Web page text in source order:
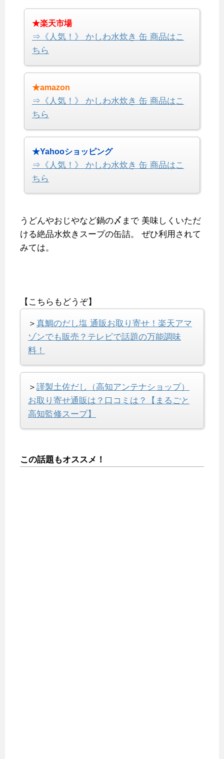
★楽天市場
⇒《人気！》 かしわ水炊き 缶 商品はこ
ちら
★amazon
⇒《人気！》 かしわ水炊き 缶 商品はこ
ちら
★Yahooショッピング
⇒《人気！》 かしわ水炊き 缶 商品はこ
ちら
うどんやおじやなど鍋の〆まで美味しくいただ
ける絶品水炊きスープの缶詰。
ぜひ利用されて
みては。
【こちらもどうぞ】
＞ 真鯛のだし塩 通販お取り寄せ！楽天アマ
ゾンでも販売？テレビで話題の万能調味
料！
＞ 謹製土佐だし（高知アンテナショップ）
お取り寄せ通販は？口コミは？【まるごと
高知監修スープ】
この話題もオススメ！